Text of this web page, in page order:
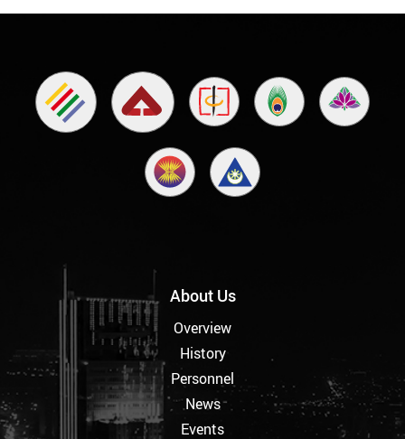
About Us
Overview
History
Personnel
News
Events